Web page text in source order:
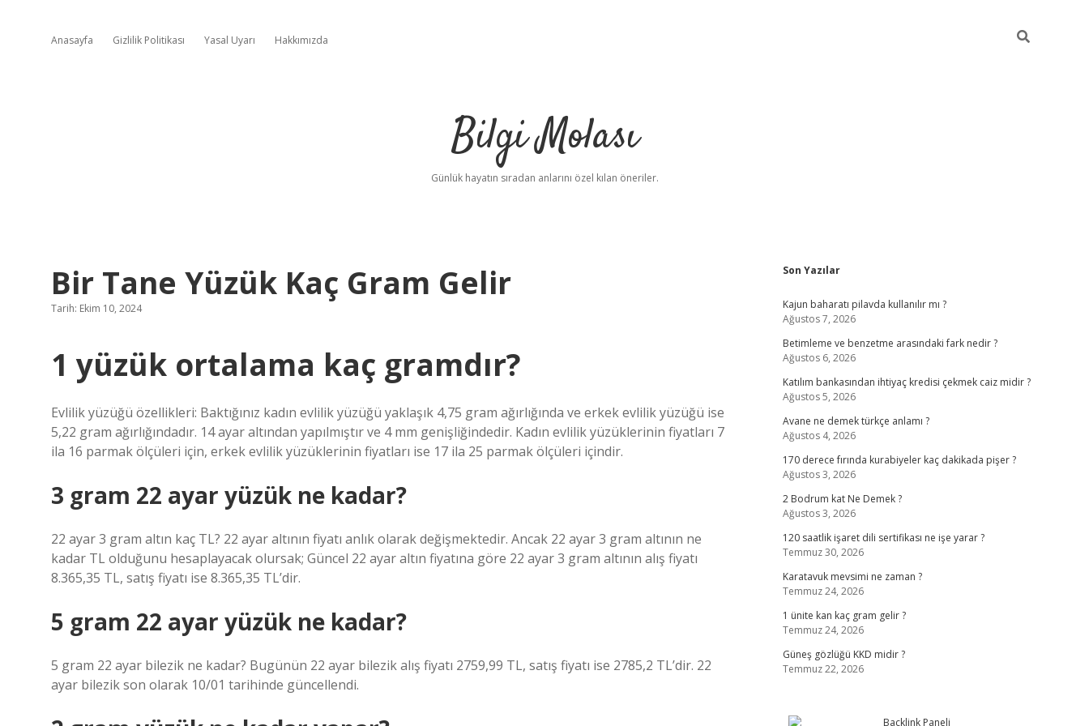
Anasayfa Gizlilik Politikası Yasal Uyarı Hakkımızda
Bilgi Molası
Günlük hayatın sıradan anlarını özel kılan öneriler.
Bir Tane Yüzük Kaç Gram Gelir
Tarih: Ekim 10, 2024
1 yüzük ortalama kaç gramdır?
Evlilik yüzüğü özellikleri: Baktığınız kadın evlilik yüzüğü yaklaşık 4,75 gram ağırlığında ve erkek evlilik yüzüğü ise
5,22 gram ağırlığındadır. 14 ayar altından yapılmıştır ve 4 mm genişliğindedir. Kadın evlilik yüzüklerinin fiyatları 7
ila 16 parmak ölçüleri için, erkek evlilik yüzüklerinin fiyatları ise 17 ila 25 parmak ölçüleri içindir.
3 gram 22 ayar yüzük ne kadar?
22 ayar 3 gram altın kaç TL? 22 ayar altının fiyatı anlık olarak değişmektedir. Ancak 22 ayar 3 gram altının ne
kadar TL olduğunu hesaplayacak olursak; Güncel 22 ayar altın fiyatına göre 22 ayar 3 gram altının alış fiyatı
8.365,35 TL, satış fiyatı ise 8.365,35 TL’dir.
5 gram 22 ayar yüzük ne kadar?
5 gram 22 ayar bilezik ne kadar? Bugünün 22 ayar bilezik alış fiyatı 2759,99 TL, satış fiyatı ise 2785,2 TL’dir. 22
ayar bilezik son olarak 10/01 tarihinde güncellendi.
Sidebar
Son Yazılar
Kajun baharatı pilavda kullanılır mı ?
Ağustos 7, 2026
Betimleme ve benzetme arasındaki fark nedir ?
Ağustos 6, 2026
Katılım bankasından ihtiyaç kredisi çekmek caiz midir ?
Ağustos 5, 2026
Avane ne demek türkçe anlamı ?
Ağustos 4, 2026
170 derece fırında kurabiyeler kaç dakikada pişer ?
Ağustos 3, 2026
2 Bodrum kat Ne Demek ?
Ağustos 3, 2026
120 saatlik işaret dili sertifikası ne işe yarar ?
Temmuz 30, 2026
Karatavuk mevsimi ne zaman ?
Temmuz 24, 2026
1 ünite kan kaç gram gelir ?
Temmuz 24, 2026
Güneş gözlüğü KKD midir ?
Temmuz 22, 2026